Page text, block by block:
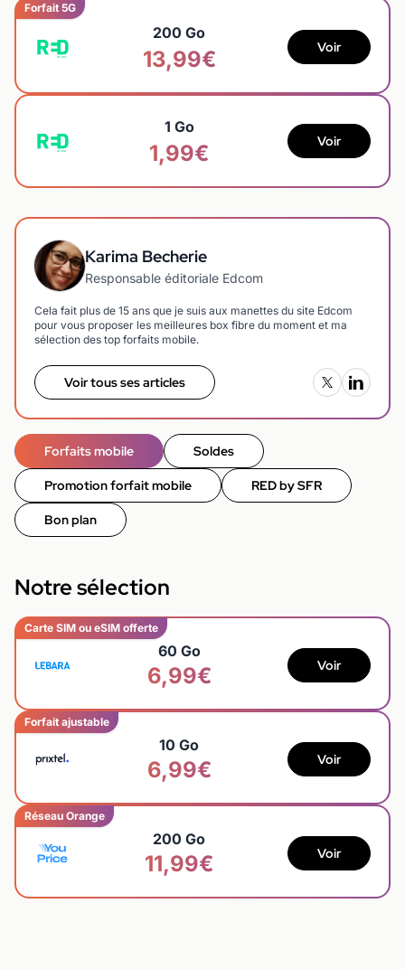
Forfait 5G
200 Go
13,99€ Voir
1 Go
1,99€ Voir
Karima Becherie
Responsable éditoriale Edcom
Cela fait plus de 15 ans que je suis aux manettes du site Edcom
pour vous proposer les meilleures box fibre du moment et ma
sélection des top forfaits mobile.
Voir tous ses articles
Forfaits mobile Soldes
Promotion forfait mobile RED by SFR
Bon plan
Notre sélection
Carte SIM ou eSIM offerte
60 Go
6,99€ Voir
Forfait ajustable
10 Go
6,99€ Voir
Réseau Orange
200 Go
11,99€ Voir